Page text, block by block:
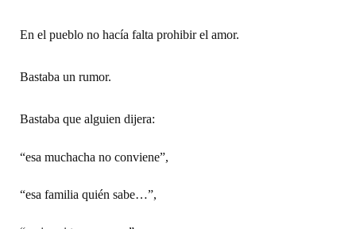
En el pueblo no hacía falta prohibir el amor.
Bastaba un rumor.
Bastaba que alguien dijera:
“esa muchacha no conviene”,
“esa familia quién sabe…”,